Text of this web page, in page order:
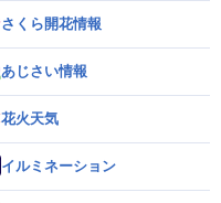
さくら開花情報
あじさい情報
花火天気
イルミネーション